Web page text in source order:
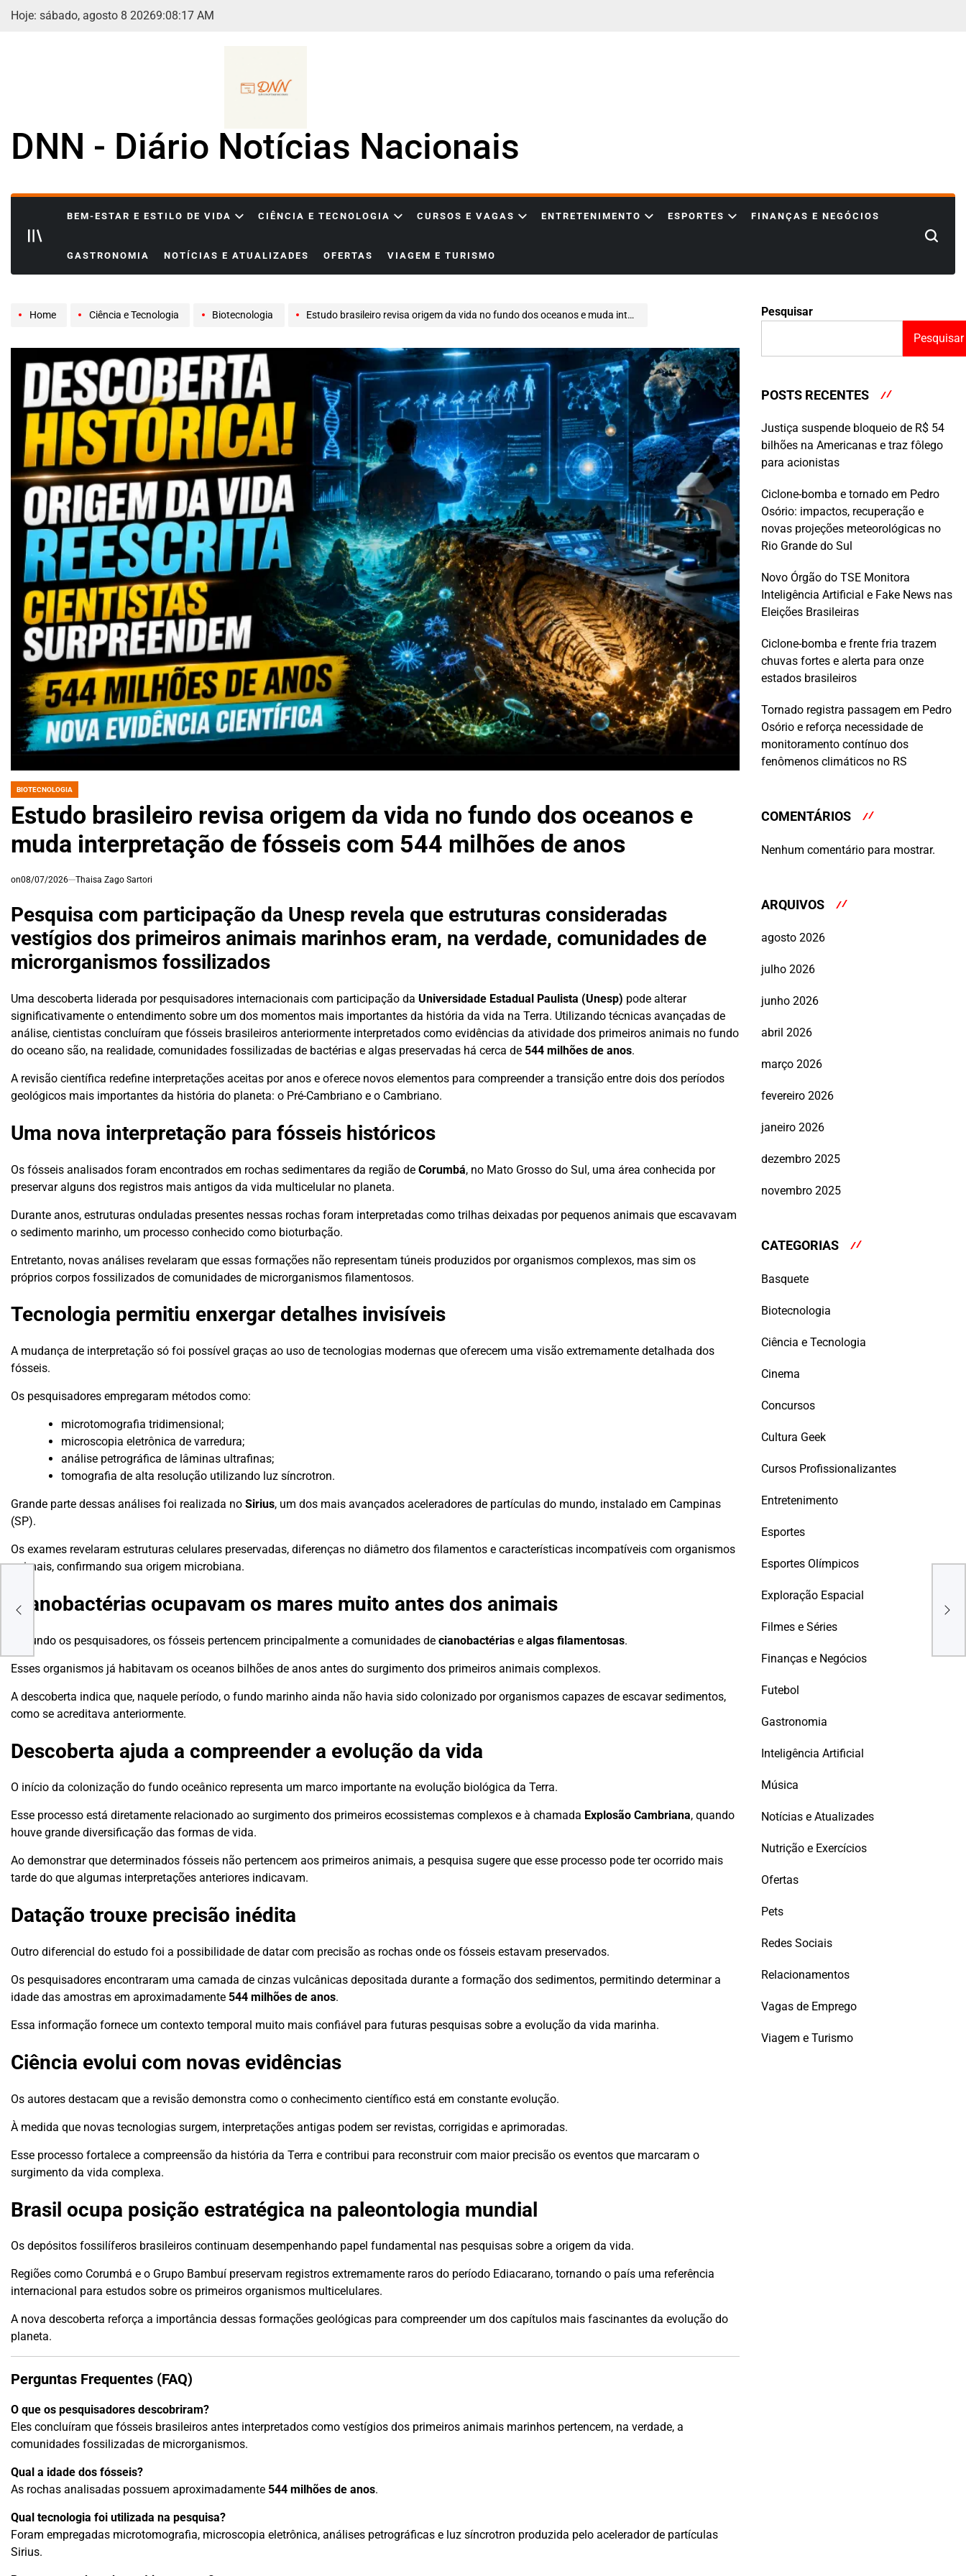
Skip
Hoje: sábado, agosto 8 20269:08:18 AM
DNN - Diário Notícias Nacionais
BEM-ESTAR E ESTILO DE VIDA CIÊNCIA E TECNOLOGIA CURSOS E VAGAS ENTRETENIMENTO ESPORTES FINANÇAS E NEGÓCIOS
GASTRONOMIA NOTÍCIAS E ATUALIZADES OFERTAS VIAGEM E TURISMO
Search
Home Ciência e Tecnologia Biotecnologia Estudo brasileiro revisa origem da vida no fundo dos oceanos e muda interpretação de fósseis com 544 milhões de anos
POSTED
IN
BIOTECNOLOGIA
Estudo brasileiro revisa origem da vida no fundo dos oceanos e
muda interpretação de fósseis com 544 milhões de anos
on08/07/2026 Thaisa Zago Sartori
Pesquisa com participação da Unesp revela que estruturas consideradas
vestígios dos primeiros animais marinhos eram, na verdade, comunidades de
microrganismos fossilizados
Uma descoberta liderada por pesquisadores internacionais com participação da Universidade Estadual Paulista (Unesp) pode alterar
significativamente o entendimento sobre um dos momentos mais importantes da história da vida na Terra. Utilizando técnicas avançadas de
análise, cientistas concluíram que fósseis brasileiros anteriormente interpretados como evidências da atividade dos primeiros animais no fundo
do oceano são, na realidade, comunidades fossilizadas de bactérias e algas preservadas há cerca de 544 milhões de anos.
A revisão científica redefine interpretações aceitas por anos e oferece novos elementos para compreender a transição entre dois dos períodos
geológicos mais importantes da história do planeta: o Pré-Cambriano e o Cambriano.
Uma nova interpretação para fósseis históricos
Os fósseis analisados foram encontrados em rochas sedimentares da região de Corumbá, no Mato Grosso do Sul, uma área conhecida por
preservar alguns dos registros mais antigos da vida multicelular no planeta.
Durante anos, estruturas onduladas presentes nessas rochas foram interpretadas como trilhas deixadas por pequenos animais que escavavam
o sedimento marinho, um processo conhecido como bioturbação.
Entretanto, novas análises revelaram que essas formações não representam túneis produzidos por organismos complexos, mas sim os
próprios corpos fossilizados de comunidades de microrganismos filamentosos.
Tecnologia permitiu enxergar detalhes invisíveis
A mudança de interpretação só foi possível graças ao uso de tecnologias modernas que oferecem uma visão extremamente detalhada dos
fósseis.
Os pesquisadores empregaram métodos como:
microtomografia tridimensional;
microscopia eletrônica de varredura;
análise petrográfica de lâminas ultrafinas;
tomografia de alta resolução utilizando luz síncrotron.
Grande parte dessas análises foi realizada no Sirius, um dos mais avançados aceleradores de partículas do mundo, instalado em Campinas
(SP).
Os exames revelaram estruturas celulares preservadas, diferenças no diâmetro dos filamentos e características incompatíveis com organismos
animais, confirmando sua origem microbiana.
Cianobactérias ocupavam os mares muito antes dos animais
Segundo os pesquisadores, os fósseis pertencem principalmente a comunidades de cianobactérias e algas filamentosas.
Esses organismos já habitavam os oceanos bilhões de anos antes do surgimento dos primeiros animais complexos.
A descoberta indica que, naquele período, o fundo marinho ainda não havia sido colonizado por organismos capazes de escavar sedimentos,
como se acreditava anteriormente.
Descoberta ajuda a compreender a evolução da vida
O início da colonização do fundo oceânico representa um marco importante na evolução biológica da Terra.
Esse processo está diretamente relacionado ao surgimento dos primeiros ecossistemas complexos e à chamada Explosão Cambriana, quando
houve grande diversificação das formas de vida.
Ao demonstrar que determinados fósseis não pertencem aos primeiros animais, a pesquisa sugere que esse processo pode ter ocorrido mais
tarde do que algumas interpretações anteriores indicavam.
Datação trouxe precisão inédita
Outro diferencial do estudo foi a possibilidade de datar com precisão as rochas onde os fósseis estavam preservados.
Os pesquisadores encontraram uma camada de cinzas vulcânicas depositada durante a formação dos sedimentos, permitindo determinar a
idade das amostras em aproximadamente 544 milhões de anos.
Essa informação fornece um contexto temporal muito mais confiável para futuras pesquisas sobre a evolução da vida marinha.
Ciência evolui com novas evidências
Os autores destacam que a revisão demonstra como o conhecimento científico está em constante evolução.
À medida que novas tecnologias surgem, interpretações antigas podem ser revistas, corrigidas e aprimoradas.
Esse processo fortalece a compreensão da história da Terra e contribui para reconstruir com maior precisão os eventos que marcaram o
surgimento da vida complexa.
Brasil ocupa posição estratégica na paleontologia mundial
Os depósitos fossilíferos brasileiros continuam desempenhando papel fundamental nas pesquisas sobre a origem da vida.
Regiões como Corumbá e o Grupo Bambuí preservam registros extremamente raros do período Ediacarano, tornando o país uma referência
internacional para estudos sobre os primeiros organismos multicelulares.
A nova descoberta reforça a importância dessas formações geológicas para compreender um dos capítulos mais fascinantes da evolução do
planeta.
Perguntas Frequentes (FAQ)
O que os pesquisadores descobriram?
Eles concluíram que fósseis brasileiros antes interpretados como vestígios dos primeiros animais marinhos pertencem, na verdade, a
comunidades fossilizadas de microrganismos.
Qual a idade dos fósseis?
As rochas analisadas possuem aproximadamente 544 milhões de anos.
Qual tecnologia foi utilizada na pesquisa?
Foram empregadas microtomografia, microscopia eletrônica, análises petrográficas e luz síncrotron produzida pelo acelerador de partículas
Sirius.
Pesquisar
Pesquisar
POSTS RECENTES
Justiça suspende bloqueio de R$ 54
bilhões na Americanas e traz fôlego
para acionistas
Ciclone-bomba e tornado em Pedro
Osório: impactos, recuperação e
novas projeções meteorológicas no
Rio Grande do Sul
Novo Órgão do TSE Monitora
Inteligência Artificial e Fake News nas
Eleições Brasileiras
Ciclone-bomba e frente fria trazem
chuvas fortes e alerta para onze
estados brasileiros
Tornado registra passagem em Pedro
Osório e reforça necessidade de
monitoramento contínuo dos
fenômenos climáticos no RS
COMENTÁRIOS
Nenhum comentário para mostrar.
ARQUIVOS
agosto 2026
julho 2026
junho 2026
abril 2026
março 2026
fevereiro 2026
janeiro 2026
dezembro 2025
novembro 2025
CATEGORIAS
Basquete
Biotecnologia
Ciência e Tecnologia
Cinema
Concursos
Cultura Geek
Cursos Profissionalizantes
Entretenimento
Esportes
Esportes Olímpicos
Exploração Espacial
Filmes e Séries
Finanças e Negócios
Futebol
Gastronomia
Inteligência Artificial
Música
Notícias e Atualizades
Nutrição e Exercícios
Ofertas
Pets
Redes Sociais
Relacionamentos
Vagas de Emprego
Viagem e Turismo